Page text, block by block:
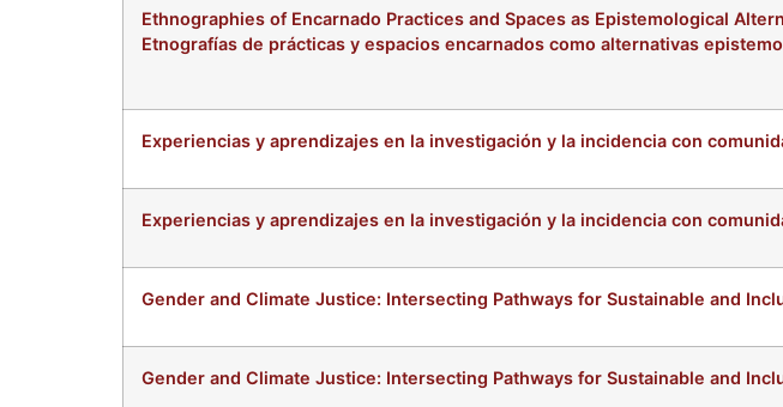
Ethnographies of Encarnado Practices and Spaces as Epistemological
Etnografías de prácticas y espacios encarnados como alternativas
Experiencias y aprendizajes en la investigación y la incidencia con
Experiencias y aprendizajes en la investigación y la incidencia con
Gender and Climate Justice: Intersecting Pathways for Sustainable and
Gender and Climate Justice: Intersecting Pathways for Sustainable and